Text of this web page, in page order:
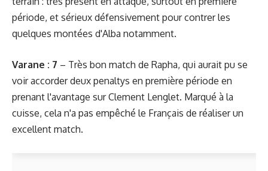
période, et sérieux défensivement pour contrer les
quelques montées d'Alba notamment.
Varane : 7 – Très bon match de Rapha, qui aurait pu se
voir accorder deux penaltys en première période en
prenant l'avantage sur Clement Lenglet. Marqué à la
cuisse, cela n'a pas empêché le Français de réaliser un
excellent match.